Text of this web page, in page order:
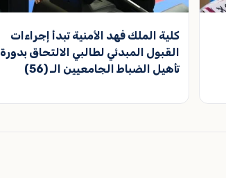
كلية الملك فهد الأمنية تبدأ إجراءات
القبول المبدئي لطالبي الالتحاق بدورة
تأهيل الضباط الجامعيين الـ (56)